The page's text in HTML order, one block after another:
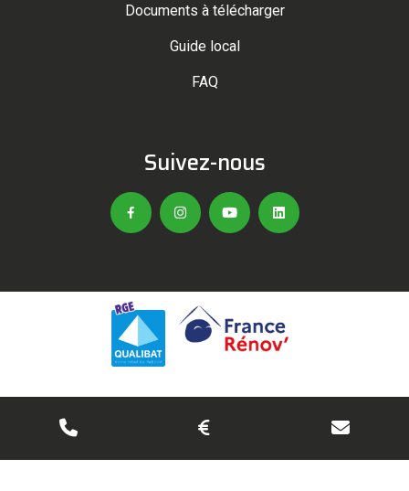
Documents à télécharger
Guide local
FAQ
Suivez-nous